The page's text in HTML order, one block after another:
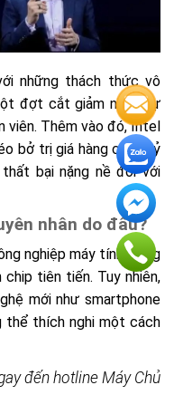
những thách thức vô
đợt cắt giảm nhân sự
viên. Thêm vào đó, Intel
bở trị giá hàng chục tỷ
bại nặng nề đối với
nhân do đâu?
nghiệp máy tính, từng
tiên tiến. Tuy nhiên,
mới như smartphone
thể thích nghi một cách
đến hotline Máy Chủ